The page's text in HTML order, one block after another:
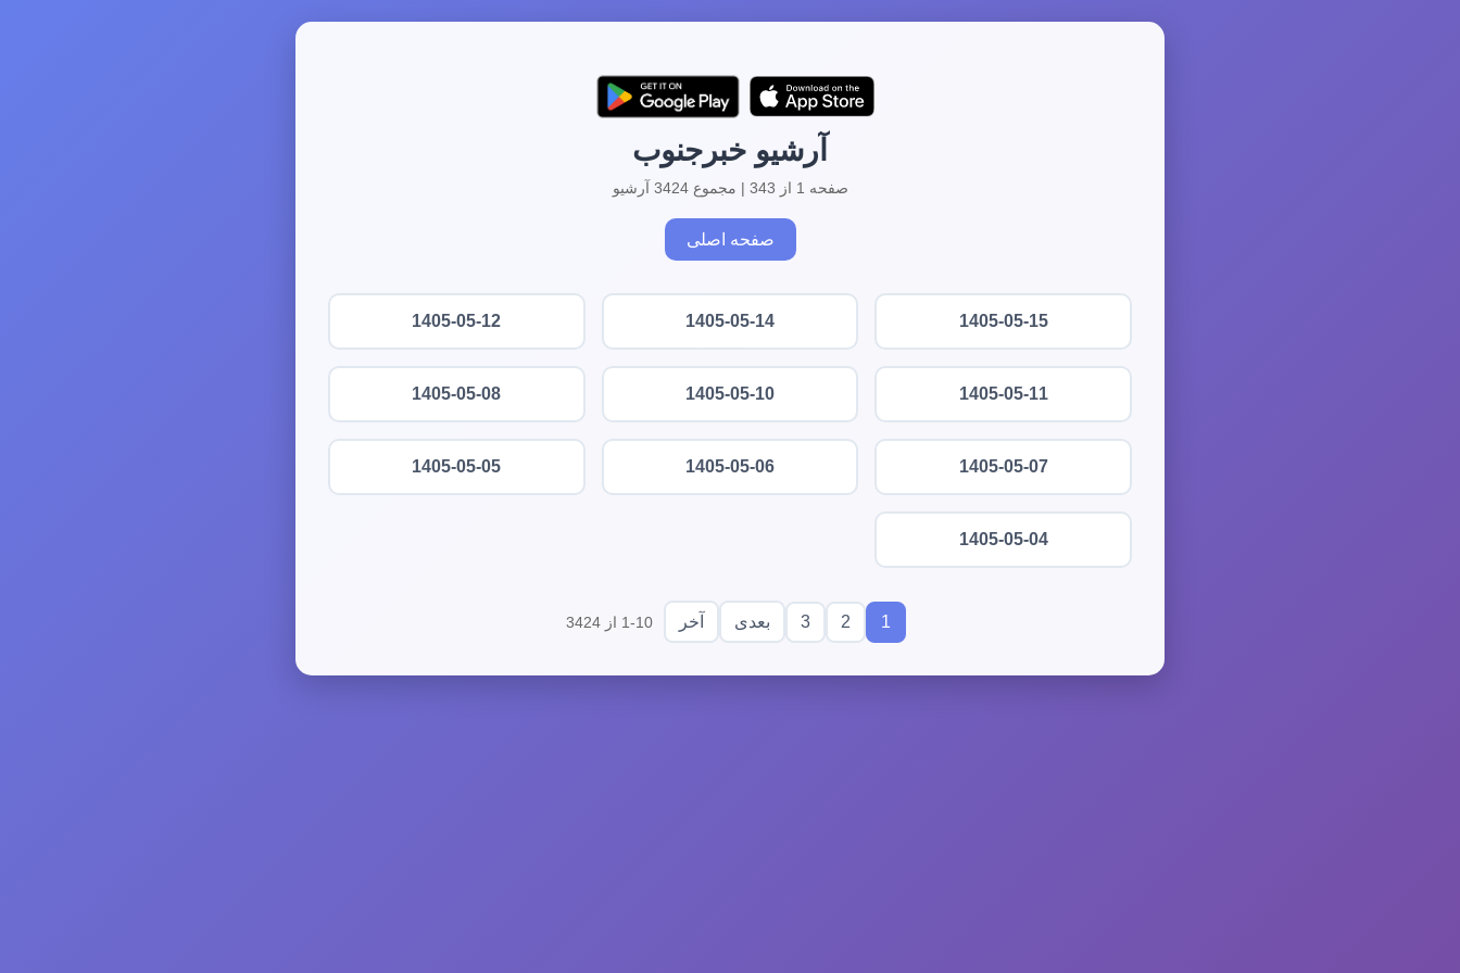
آرشیو خبرجنوب
صفحه 1 از 343 | مجموع 3424 آرشیو
صفحه اصلی
1405-05-15
1405-05-14
1405-05-12
1405-05-11
1405-05-10
1405-05-08
1405-05-07
1405-05-06
1405-05-05
1405-05-04
1
2
3 بعدی آخر 1-10 از 3424